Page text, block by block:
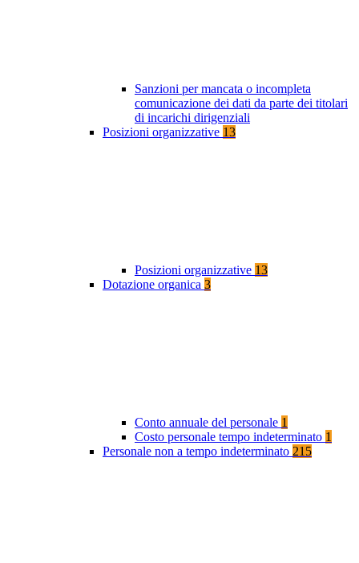
Sanzioni per mancata o incompleta
comunicazione dei dati da parte dei titolari
di incarichi dirigenziali
Posizioni organizzative 13
Posizioni organizzative 13
Dotazione organica 3
Conto annuale del personale 1
Costo personale tempo indeterminato 1
Personale non a tempo indeterminato 215